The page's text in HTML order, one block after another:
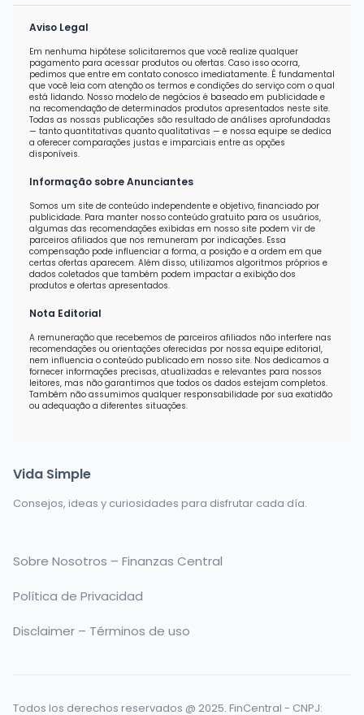
Aviso Legal
Em nenhuma hipótese solicitaremos que você realize qualquer
pagamento para acessar produtos ou ofertas. Caso isso ocorra,
pedimos que entre em contato conosco imediatamente. É fundamental
que você leia com atenção os termos e condições do serviço com o qual
está lidando. Nosso modelo de negócios é baseado em publicidade e
na recomendação de determinados produtos apresentados neste site.
Todas as nossas publicações são resultado de análises aprofundadas
— tanto quantitativas quanto qualitativas — e nossa equipe se dedica
a oferecer comparações justas e imparciais entre as opções
disponíveis.
Informação sobre Anunciantes
Somos um site de conteúdo independente e objetivo, financiado por
publicidade. Para manter nosso conteúdo gratuito para os usuários,
algumas das recomendações exibidas em nosso site podem vir de
parceiros afiliados que nos remuneram por indicações. Essa
compensação pode influenciar a forma, a posição e a ordem em que
certas ofertas aparecem. Além disso, utilizamos algoritmos próprios e
dados coletados que também podem impactar a exibição dos
produtos e ofertas apresentados.
Nota Editorial
A remuneração que recebemos de parceiros afiliados não interfere nas
recomendações ou orientações oferecidas por nossa equipe editorial,
nem influencia o conteúdo publicado em nosso site. Nos dedicamos a
fornecer informações precisas, atualizadas e relevantes para nossos
leitores, mas não garantimos que todos os dados estejam completos.
Também não assumimos qualquer responsabilidade por sua exatidão
ou adequação a diferentes situações.
Vida Simple
Consejos, ideas y curiosidades para disfrutar cada día.
Sobre Nosotros – Finanzas Central
Política de Privacidad
Disclaimer – Términos de uso
Todos los derechos reservados @ 2025. FinCentral - CNPJ: